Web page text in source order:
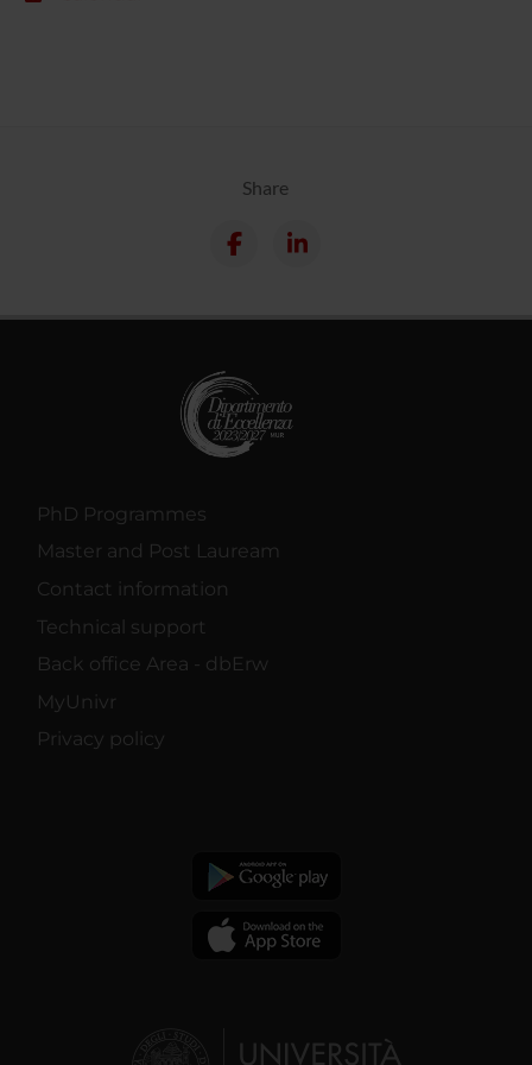
Share
PhD Programmes
Master and Post Lauream
Contact information
Technical support
Back office Area - dbErw
MyUnivr
Privacy policy